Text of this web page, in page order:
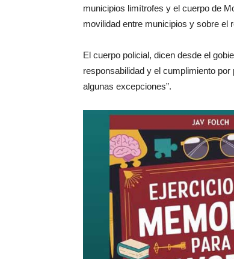
municipios limítrofes y el cuerpo de
movilidad entre municipios y sobre el
El cuerpo policial, dicen desde el
responsabilidad y el cumplimiento
algunas excepciones”.